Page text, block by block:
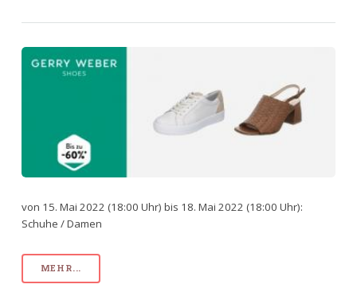
von 15. Mai 2022 (18:00 Uhr) bis 18. Mai 2022 (18:00 Uhr):
Schuhe / Damen
MEHR...